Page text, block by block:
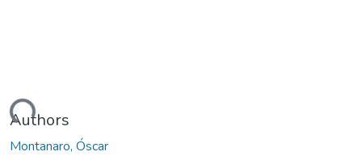
Authors
Montanaro, Óscar